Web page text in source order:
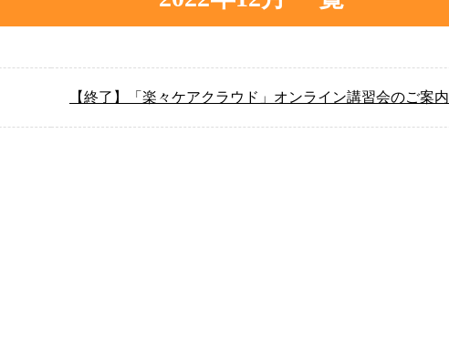
【終了】「楽々ケアクラウド」オンライン講習会のご案内